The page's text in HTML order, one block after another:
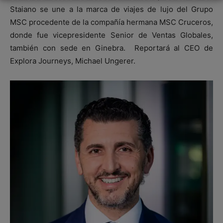
Staiano se une a la marca de viajes de lujo del Grupo
MSC procedente de la compañía hermana MSC Cruceros,
donde fue vicepresidente Senior de Ventas Globales,
también con sede en Ginebra. Reportará al CEO de
Explora Journeys, Michael Ungerer.